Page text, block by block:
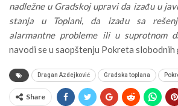
nadležne u Gradskoj upravi da izađu u
stanja u Toplani, da izađu sa
alarmantne probleme ili u suprotnom
navodi se u saopštenju Pokreta slobodnih
Dragan Azdejković Gradska toplana
Share